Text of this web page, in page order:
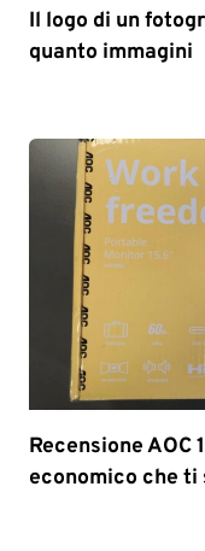
Il logo di un
quanto immagini
Recensione AOC
economico che